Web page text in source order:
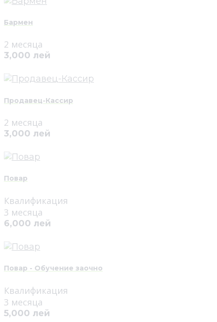
Бармен
2 месяца
3,000 лей
Продавец-Кассир
2 месяца
3,000 лей
Повар
Квалификация
3 месяца
6,000 лей
Повар - Обучение заочно
Квалификация
3 месяца
5,000 лей